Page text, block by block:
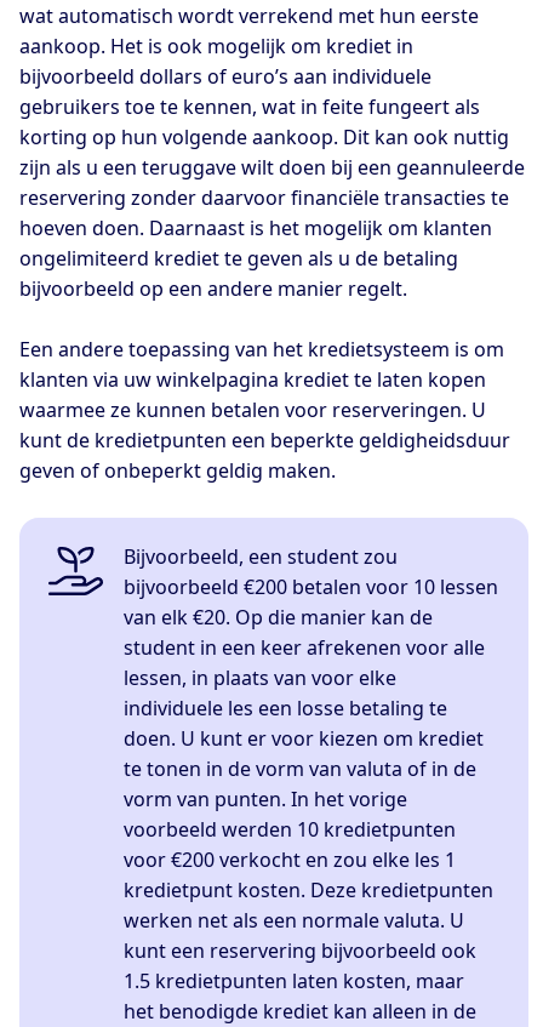
wat automatisch wordt verrekend met hun eerste
aankoop. Het is ook mogelijk om krediet in
bijvoorbeeld dollars of euro’s aan individuele
gebruikers toe te kennen, wat in feite fungeert als
korting op hun volgende aankoop. Dit kan ook nuttig
zijn als u een teruggave wilt doen bij een geannuleerde
reservering zonder daarvoor financiële transacties te
hoeven doen. Daarnaast is het mogelijk om klanten
ongelimiteerd krediet te geven als u de betaling
bijvoorbeeld op een andere manier regelt.
Een andere toepassing van het kredietsysteem is om
klanten via uw winkelpagina krediet te laten kopen
waarmee ze kunnen betalen voor reserveringen. U
kunt de kredietpunten een beperkte geldigheidsduur
geven of onbeperkt geldig maken.
Bijvoorbeeld, een student zou
bijvoorbeeld €200 betalen voor 10 lessen
van elk €20. Op die manier kan de
student in een keer afrekenen voor alle
lessen, in plaats van voor elke
individuele les een losse betaling te
doen. U kunt er voor kiezen om krediet
te tonen in de vorm van valuta of in de
vorm van punten. In het vorige
voorbeeld werden 10 kredietpunten
voor €200 verkocht en zou elke les 1
kredietpunt kosten. Deze kredietpunten
werken net als een normale valuta. U
kunt een reservering bijvoorbeeld ook
1.5 kredietpunten laten kosten, maar
het benodigde krediet kan alleen in de